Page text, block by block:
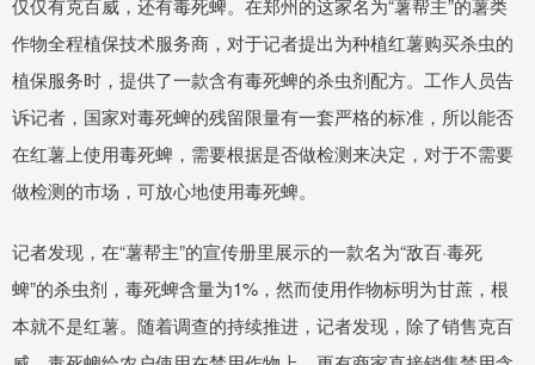
作物全程植保技术服务商，对于记者提出为种植红薯购买杀虫的
植保服务时，提供了一款含有毒死蜱的杀虫剂配方。工作人员告
诉记者，国家对毒死蜱的残留限量有一套严格的标准，所以能否
在红薯上使用毒死蜱，需要根据是否做检测来决定，对于不需要
做检测的市场，可放心地使用毒死蜱。
记者发现，在“薯帮主”的宣传册里展示的一款名为“敌百·毒死
蜱”的杀虫剂，毒死蜱含量为1%，然而使用作物标明为甘蔗，根
本就不是红薯。随着调查的持续推进，记者发现，除了销售克百